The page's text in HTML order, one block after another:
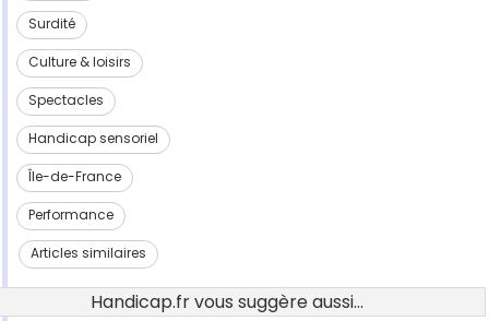
Surdité
Culture & loisirs
Spectacles
Handicap sensoriel
Île-de-France
Performance
Articles similaires
Handicap.fr vous suggère aussi...